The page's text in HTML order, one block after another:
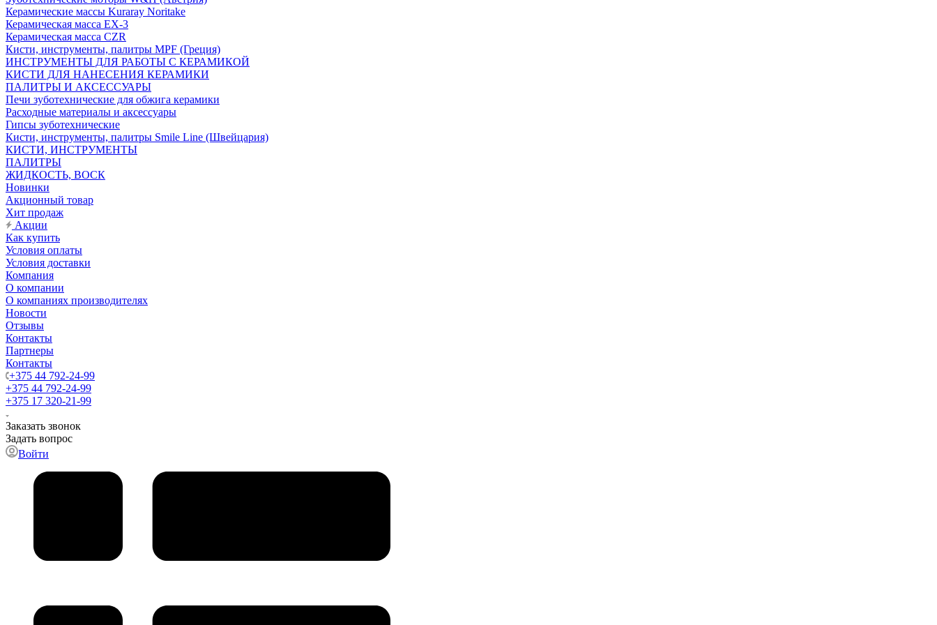
Керамические массы Kuraray Noritake
Керамическая масса EX-3
Керамическая масса CZR
Кисти, инструменты, палитры MPF (Греция)
ИНСТРУМЕНТЫ ДЛЯ РАБОТЫ С КЕРАМИКОЙ
КИСТИ ДЛЯ НАНЕСЕНИЯ КЕРАМИКИ
ПАЛИТРЫ И АКСЕССУАРЫ
Печи зуботехнические для обжига керамики
Расходные материалы и аксессуары
Гипсы зуботехнические
Кисти, инструменты, палитры Smile Line (Швейцария)
КИСТИ, ИНСТРУМЕНТЫ
ПАЛИТРЫ
ЖИДКОСТЬ, ВОСК
Новинки
Акционный товар
Хит продаж
Акции
Как купить
Условия оплаты
Условия доставки
Компания
О компании
О компаниях производителях
Новости
Отзывы
Контакты
Партнеры
Контакты
+375 44 792-24-99
+375 44 792-24-99
+375 17 320-21-99
Заказать звонок
Задать вопрос
Войти